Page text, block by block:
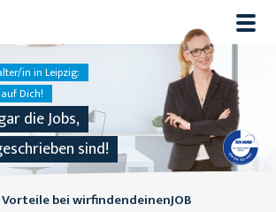
in in Leipzig:
Dich!
die Jobs,
sind!
bei wirfindendeinenJOB